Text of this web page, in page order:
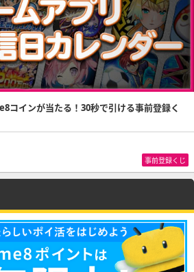
コインが当たる！30秒で引ける事前登録く
事前登録くじ